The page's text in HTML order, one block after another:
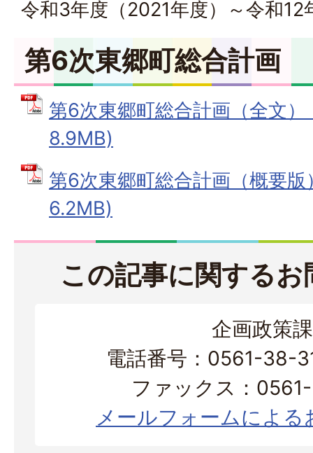
令和3年度（2021年度）～令和
第6次東郷町総合計画
第6次東郷町総合計画（全文
8.9MB)
第6次東郷町総合計画（概要
6.2MB)
この記事に関する
企画政策課
電話番号：0561-38-
ファックス：
メールフォームによる